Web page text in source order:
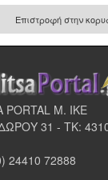
Επιστροφή στην
PORTAL Μ. ΙΚΕ
31 - ΤΚ:
24410 72888